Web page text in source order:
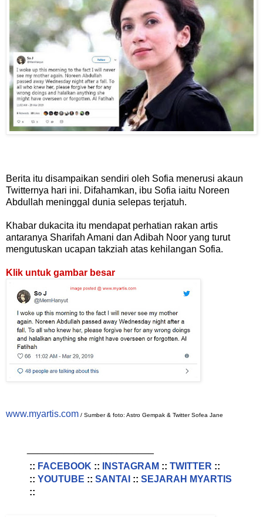
Berita itu disampaikan sendiri oleh Sofia menerusi akaun
Twitternya hari ini. Difahamkan, ibu Sofia iaitu Noreen
Abdullah meninggal dunia selepas terjatuh.
Khabar dukacita itu mendapat perhatian rakan artis
antaranya Sharifah Amani dan Adibah Noor yang turut
mengutuskan ucapan takziah atas kehilangan Sofia.
Klik untuk gambar besar
www.myartis.com / Sumber & foto: Astro Gempak & Twitter Sofea Jane
:: FACEBOOK :: INSTAGRAM :: TWITTER ::
:: YOUTUBE :: SANTAI :: SEJARAH MYARTIS
::